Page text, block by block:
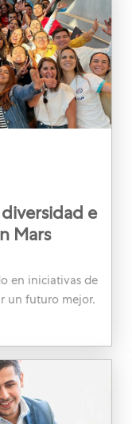
e
Mars
en iniciativas de
un futuro mejor.